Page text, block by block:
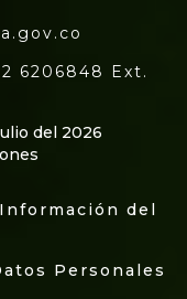
6206848 Ext.
del 2026
del
Personales